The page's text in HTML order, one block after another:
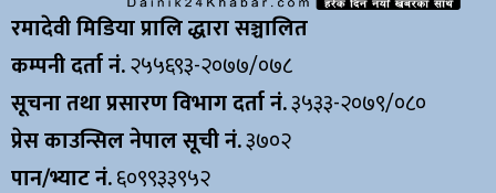
रमादेवी मिडिया प्रालि द्धारा सञ्चालित
कम्पनी दर्ता नं.२५५६९३-२०७७/०७८
सूचना तथा प्रसारण विभाग दर्ता नं.३५३३-२०७९/०८०
प्रेस काउन्सिल नेपाल सूची नं.३७०२
पान/भ्याट नं.६०९९३३९५२